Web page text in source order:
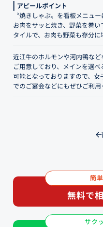
アピールポイント
〝焼きしゃぶ〟を看板メニュ
お肉をサッと焼き、野菜を巻
タイルで、お肉も野菜も存分に
近江牛のホルモンや河内鴨な
ご用意しており、メインを選
可能となっておりますので、
でのご宴会などにもぜひご利用
簡単
無料で
サク